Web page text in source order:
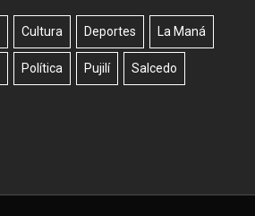
Cultura Deportes La Maná
Política Pujilí Salcedo